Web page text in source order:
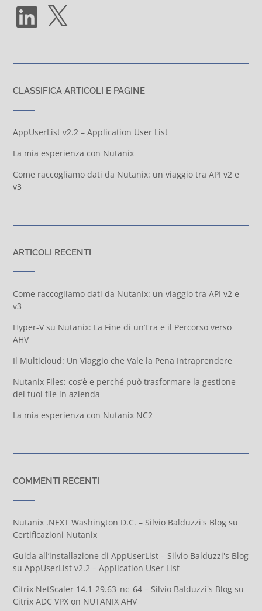
LinkedIn
CLASSIFICA ARTICOLI E PAGINE
AppUserList v2.2 – Application User List
La mia esperienza con Nutanix
Come raccogliamo dati da Nutanix: un viaggio tra API v2 e
v3
ARTICOLI RECENTI
Come raccogliamo dati da Nutanix: un viaggio tra API v2 e
v3
Hyper-V su Nutanix: La Fine di un’Era e il Percorso verso
AHV
Il Multicloud: Un Viaggio che Vale la Pena Intraprendere
Nutanix Files: cos’è e perché può trasformare la gestione
dei tuoi file in azienda
La mia esperienza con Nutanix NC2
COMMENTI RECENTI
Nutanix .NEXT Washington D.C. – Silvio Balduzzi's Blog su
Certificazioni Nutanix
Guida all’installazione di AppUserList – Silvio Balduzzi's Blog
su AppUserList v2.2 – Application User List
Citrix NetScaler 14.1-29.63_nc_64 – Silvio Balduzzi's Blog su
Citrix ADC VPX on NUTANIX AHV